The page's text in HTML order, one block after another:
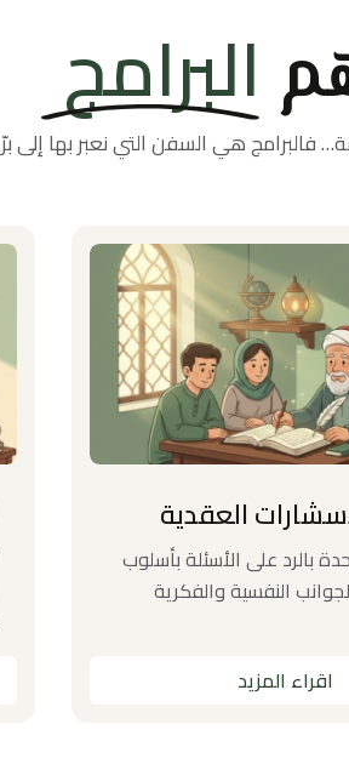
البرامج
فالبرامج هي السفن التي نعبر بها إلى برّ
العقدية
بالرد على الأسئلة بأسلوب
النفسية والفكرية
اقراء المزيد